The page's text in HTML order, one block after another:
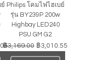
ยลด
Philips โคมไฟไฮเบย์
รุ่น BY239P 200w
Highbay LED240
PSU GM G2
ราคาปกติ
฿3,169.00 ราคาขายลด
฿3,010.55